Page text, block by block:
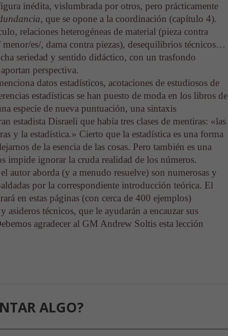
inédita, vislumbrada por otros, pero prácticamente
, que se opone a la coordinación (capítulo 4).
relaciones heterogéneas de material (pieza contra
menor/es/, dama contra piezas), desequilibrios técnicos…
seriedad y sentido didáctico, con un trasfondo
perspectiva.
datos estadísticos, acotaciones de estudiosos de
estadísticas se han puesto de moda en los libros de
especie de nueva puntuación, una sintaxis
estadista Disraeli que había tres clases de mentiras: «las
y la estadística.» Cierto que la estadística es una forma
de la esencia de las cosas. Pero también es una
impide ignorar la cruda realidad de los números.
autor aborda (y a menudo resuelve) son numerosas y
por la correspondiente introducción teórica. El
en estas páginas (con cerca de 400 ejemplos)
asideros técnicos, que le ayudarán a encauzar sus
agradecer al GM Andrew Soltis esta lección
ALGO?